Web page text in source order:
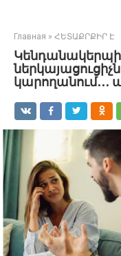
Главная » ՀԵՏԱՔՐՔԻՐ Է
Կենդանակերպի
կարողանում․․․